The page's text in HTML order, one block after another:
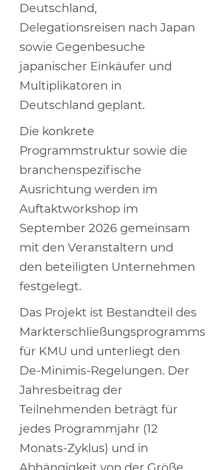
Deutschland,
Delegationsreisen nach Japan
sowie Gegenbesuche
japanischer Einkäufer und
Multiplikatoren in
Deutschland geplant.
Die konkrete
Programmstruktur sowie die
branchenspezifische
Ausrichtung werden im
Auftaktworkshop im
September 2026 gemeinsam
mit den Veranstaltern und
den beteiligten Unternehmen
festgelegt.
Das Projekt ist Bestandteil des
Markterschließungsprogramms
für KMU und unterliegt den
De-Minimis-Regelungen. Der
Jahresbeitrag der
Teilnehmenden beträgt für
jedes Programmjahr (12
Monats-Zyklus) und in